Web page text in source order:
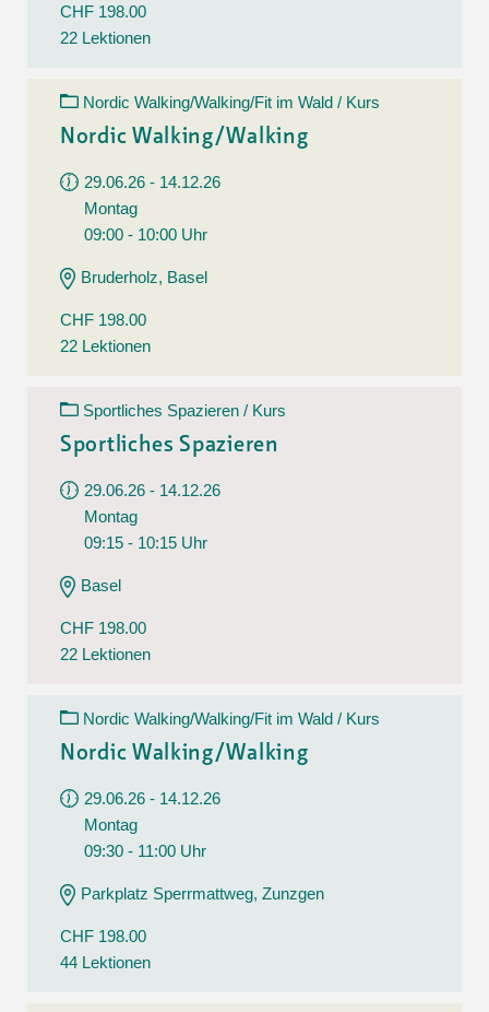
CHF 198.00
22 Lektionen
Nordic Walking/Walking/Fit im Wald / Kurs
Nordic Walking/Walking
29.06.26 - 14.12.26
Montag
09:00 - 10:00 Uhr
Bruderholz, Basel
CHF 198.00
22 Lektionen
Sportliches Spazieren / Kurs
Sportliches Spazieren
29.06.26 - 14.12.26
Montag
09:15 - 10:15 Uhr
Basel
CHF 198.00
22 Lektionen
Nordic Walking/Walking/Fit im Wald / Kurs
Nordic Walking/Walking
29.06.26 - 14.12.26
Montag
09:30 - 11:00 Uhr
Parkplatz Sperrmattweg, Zunzgen
CHF 198.00
44 Lektionen